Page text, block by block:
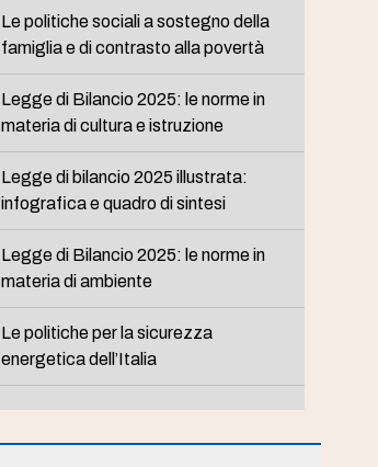
Le politiche sociali a sostegno della
famiglia e di contrasto alla povertà
Legge di Bilancio 2025: le norme in
materia di cultura e istruzione
Legge di bilancio 2025 illustrata:
infografica e quadro di sintesi
Legge di Bilancio 2025: le norme in
materia di ambiente
Le politiche per la sicurezza
energetica dell’Italia